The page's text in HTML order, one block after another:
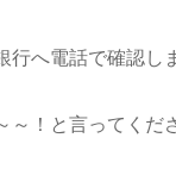
へ電話で確認し
～！と言ってく